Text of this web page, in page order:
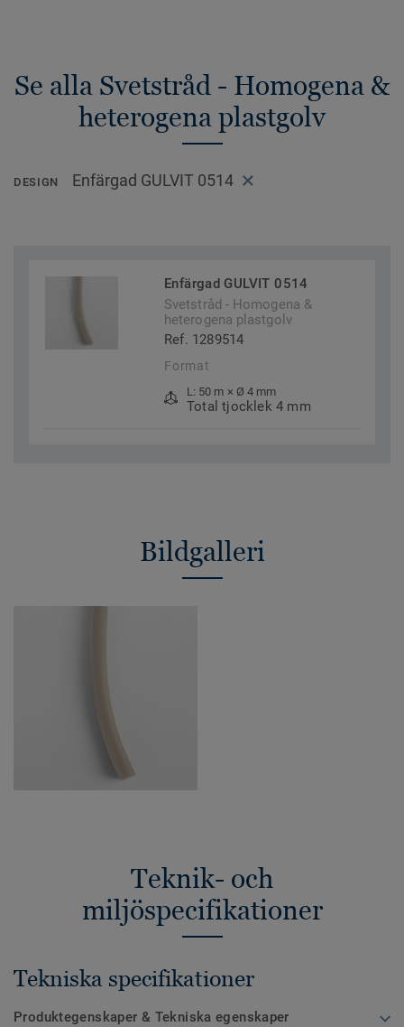
Se alla Svetstråd - Homogena &
heterogena plastgolv
DESIGN Enfärgad GULVIT 0514
Enfärgad GULVIT 0514
Svetstråd - Homogena &
heterogena plastgolv
Ref. 1289514
Format
L: 50 m × Ø 4 mm
Total tjocklek 4 mm
Bildgalleri
Teknik- och
miljöspecifikationer
Tekniska specifikationer
Produktegenskaper & Tekniska egenskaper